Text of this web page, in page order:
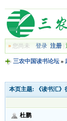
»您尚未 登录 注册|
三农中国读书论坛»
本页主题: 《读书汇》
杜鹏